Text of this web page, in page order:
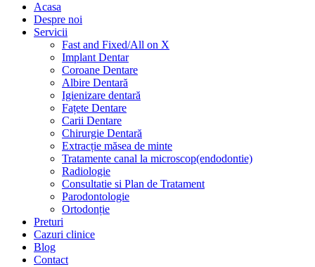
Acasa
Despre noi
Servicii
Fast and Fixed/All on X
Implant Dentar
Coroane Dentare
Albire Dentară
Igienizare dentară
Fațete Dentare
Carii Dentare
Chirurgie Dentară
Extracție măsea de minte
Tratamente canal la microscop(endodontie)
Radiologie
Consultatie si Plan de Tratament
Parodontologie
Ortodonție
Preturi
Cazuri clinice
Blog
Contact